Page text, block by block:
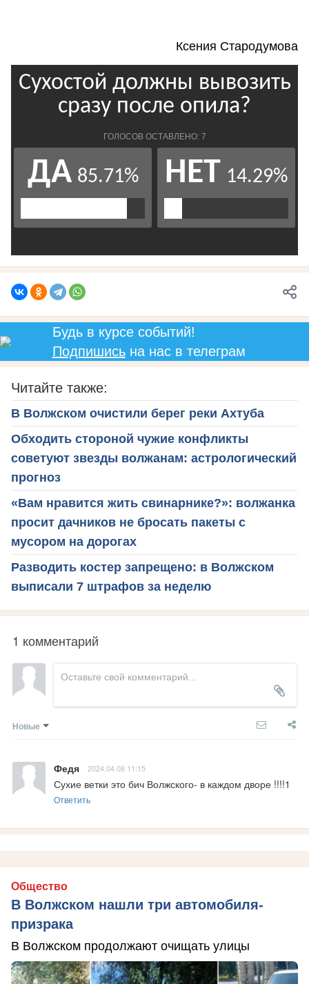
Ксения Стародумова
Будь в курсе событий!
Подпишисьна нас в телеграм
Читайте также:
В Волжском очистили берег реки Ахтуба
Обходить стороной чужие конфликты
советуют звезды волжанам: астрологический
прогноз
«Вам нравится жить свинарнике?»: волжанка
просит дачников не бросать пакеты с
мусором на дорогах
Разводить костер запрещено: в Волжском
выписали 7 штрафов за неделю
1 комментарий
Новые
Федя 2024.04.08 11:15
Сухие ветки это бич Волжского- в каждом дворе !!!!1
Ответить
Общество
В Волжском нашли три автомобиля-
призрака
В Волжском продолжают очищать улицы